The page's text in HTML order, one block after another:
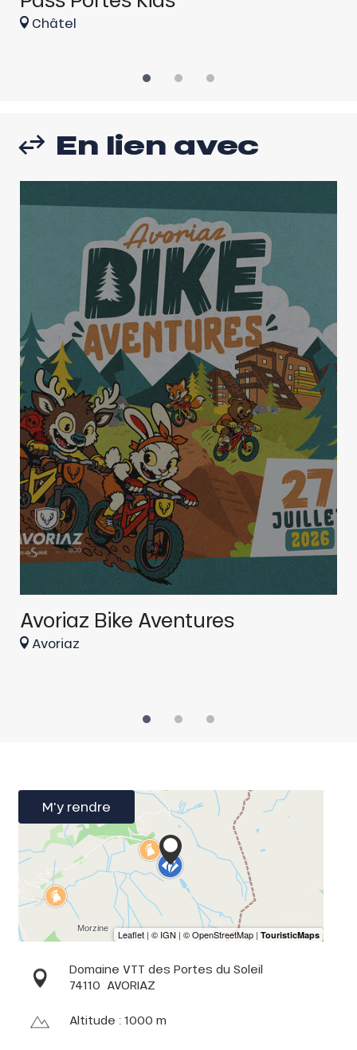
Châtel
En lien avec
Avoriaz Bike Aventures
Avoriaz
M'y rendre
Domaine VTT des Portes du Soleil
74110 AVORIAZ
Altitude : 1000 m